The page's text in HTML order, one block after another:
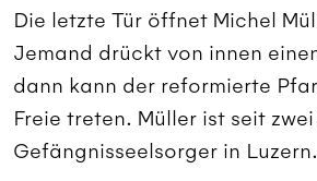
Die letzte Tür öffnet Michel
Jemand drückt von innen
dann kann der reformierte
Freie treten. Müller ist seit
Gefängnisseelsorger in Luzern.